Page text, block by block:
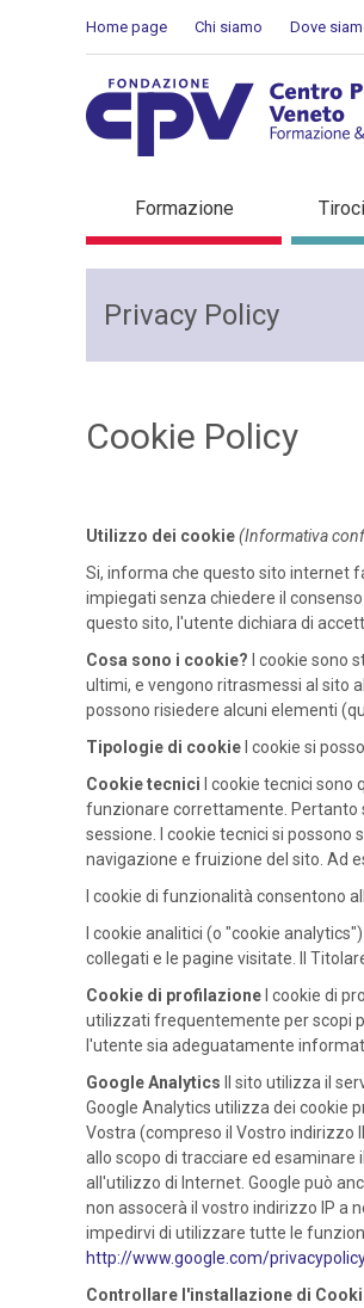
Home page Chi siamo Dove
Cookie Policy
Formazione
Privacy Policy
Cookie Policy
Utilizzo dei cookie(Informativa
Si, informa che questo sito internet
impiegati senza chiedere il
questo sito, l'utente dichiara di
Cosa sono i cookie? I cookie sono
ultimi, e vengono ritrasmessi al sito
possono risiedere alcuni elementi
Tipologie di cookie I cookie si
Cookie tecnici I cookie tecnici
funzionare correttamente. Pertanto
sessione. I cookie tecnici si possono
navigazione e fruizione del sito. Ad
I cookie di funzionalità consentono
I cookie analitici (o "cookie
collegati e le pagine visitate. Il
Cookie di profilazione I cookie di
utilizzati frequentemente per scopi
l'utente sia adeguatamente
Google Analytics Il sito utilizza il
Google Analytics utilizza dei cookie
Vostra (compreso il Vostro indirizzo
allo scopo di tracciare ed
all'utilizzo di Internet. Google può
non assocerà il vostro indirizzo IP a
impedirvi di utilizzare tutte le
http://www.google.com/
Controllare l'installazione di